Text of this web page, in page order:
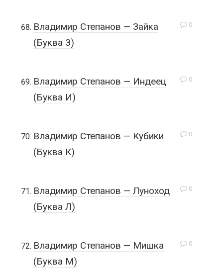
0
Владимир Степанов — Зайка
(Буква З)
0
Владимир Степанов — Индеец
(Буква И)
0
Владимир Степанов — Кубики
(Буква К)
0
Владимир Степанов — Луноход
(Буква Л)
0
Владимир Степанов — Мишка
(Буква М)